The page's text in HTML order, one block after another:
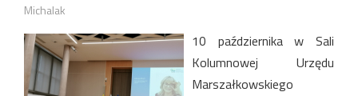
Michalak
10 października w Sali
Kolumnowej Urzędu
Marszałkowskiego